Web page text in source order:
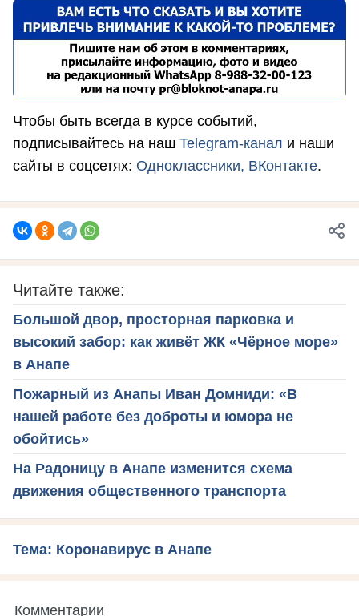
Чтобы быть всегда в курсе событий,
подписывайтесь на наш Telegram-канал и наши
сайты в соцсетях: Одноклассники, ВКонтакте.
Читайте также:
Большой двор, просторная парковка и
высокий забор: как живёт ЖК «Чёрное море»
в Анапе
Пожарный из Анапы Иван Домниди: «В
нашей работе без доброты и юмора не
обойтись»
На Радоницу в Анапе изменится схема
движения общественного транспорта
Тема: Коронавирус в Анапе
Комментарии